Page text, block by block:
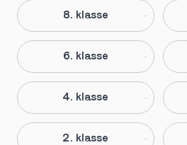
8. klasse
6. klasse
4. klasse
2. klasse